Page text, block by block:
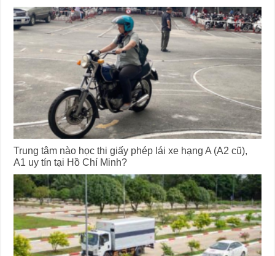
Trung tâm nào học thi giấy phép lái xe hạng A (A2 cũ),
A1 uy tín tại Hồ Chí Minh?